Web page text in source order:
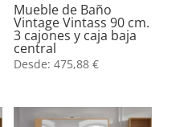
Mueble de Baño
Vintage Vintass 90 cm.
3 cajones y caja baja
central
Desde:475,88€